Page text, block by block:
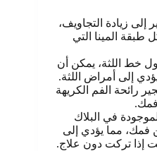
إلى زيادة التجاويف،
طبقة المينا التي
خط اللثة، يمكن أن
إلى أمراض اللثة.
رائحة الفم الكريهة
فمك.
في البلاك
فمك، مما يؤدي إلى
إذا تركت دون علاج.